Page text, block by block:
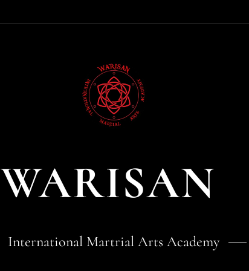
WARISAN
International Martrial Arts Academy